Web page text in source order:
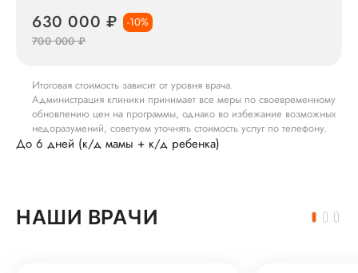
До 6 дней (к/д мамы + к/д ребенка)
630 000 ₽
-10%
700 000 ₽
Итоговая стоимость зависит от уровня врача.
Администрация клиники принимает все меры по своевременному
обновлению цен на программы, однако во избежание возможных
недоразумений, советуем уточнять стоимость услуг по телефону.
НАШИ ВРАЧИ